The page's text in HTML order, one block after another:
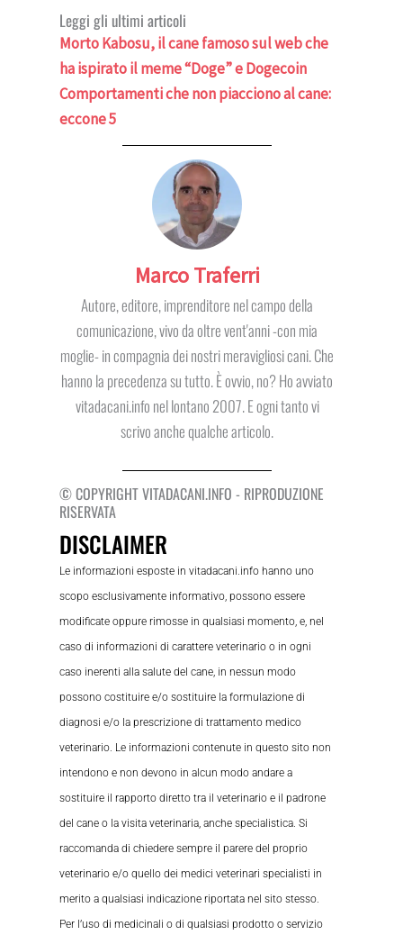
Leggi gli ultimi articoli
Morto Kabosu, il cane famoso sul web che
ha ispirato il meme “Doge” e Dogecoin
Comportamenti che non piacciono al cane:
eccone 5
Marco Traferri
Autore, editore, imprenditore nel campo della
comunicazione, vivo da oltre vent'anni -con mia
moglie- in compagnia dei nostri meravigliosi cani. Che
hanno la precedenza su tutto. È ovvio, no? Ho avviato
vitadacani.info nel lontano 2007. E ogni tanto vi
scrivo anche qualche articolo.
© COPYRIGHT VITADACANI.INFO - RIPRODUZIONE
RISERVATA
DISCLAIMER
Le informazioni esposte in vitadacani.info hanno uno
scopo esclusivamente informativo, possono essere
modificate oppure rimosse in qualsiasi momento, e, nel
caso di informazioni di carattere veterinario o in ogni
caso inerenti alla salute del cane, in nessun modo
possono costituire e/o sostituire la formulazione di
diagnosi e/o la prescrizione di trattamento medico
veterinario. Le informazioni contenute in questo sito non
intendono e non devono in alcun modo andare a
sostituire il rapporto diretto tra il veterinario e il padrone
del cane o la visita veterinaria, anche specialistica. Si
raccomanda di chiedere sempre il parere del proprio
veterinario e/o quello dei medici veterinari specialisti in
merito a qualsiasi indicazione riportata nel sito stesso.
Per l’uso di medicinali o di qualsiasi prodotto o servizio